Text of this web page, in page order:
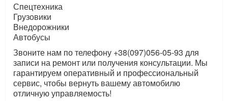
Спецтехника
Грузовики
Внедорожники
Автобусы
Звоните нам по телефону +38(097)056-05-93 для
записи на ремонт или получения консультации. Мы
гарантируем оперативный и профессиональный
сервис, чтобы вернуть вашему автомобилю
отличную управляемость!